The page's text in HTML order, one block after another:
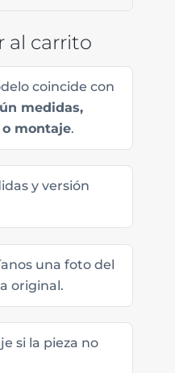
al carrito
coincide con
medidas,
montaje.
y versión
una foto del
original.
si la pieza no